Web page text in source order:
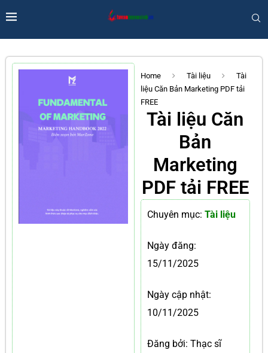
Home Tài liệu
Tài
liệu Căn Bản Marketing PDF tải
FREE
Tài liệu Căn
Bản
Marketing
PDF tải FREE
Chuyên mục: Tài liệu
Ngày đăng:
15/11/2025
Ngày cập nhật:
10/11/2025
Đăng bởi: Thạc sĩ